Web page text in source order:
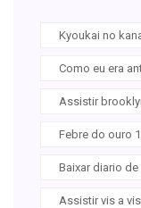
Kyoukai no
Como eu era
Assistir
Febre do ouro
Baixar diario
Assistir vis a